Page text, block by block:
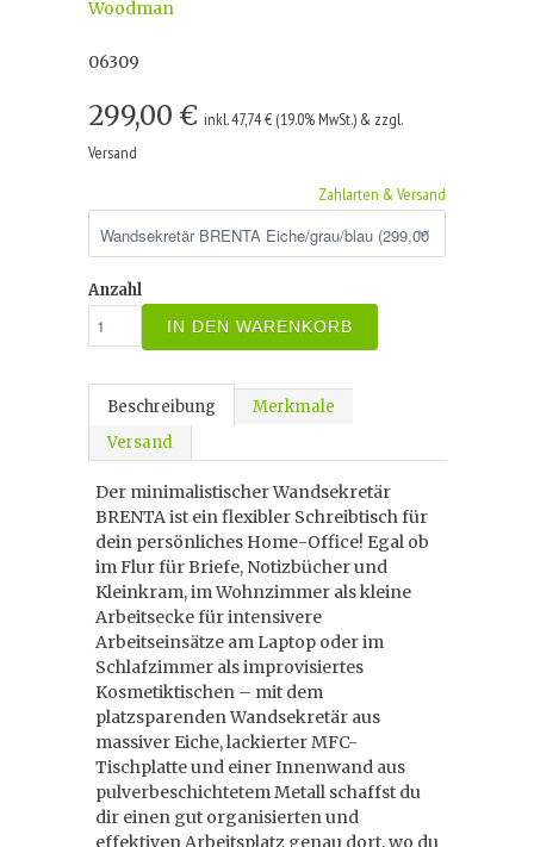
Woodman
06309
299,00 € inkl. 47,74 € (19.0% MwSt.) & zzgl.
Versand
Zahlarten & Versand
Anzahl
IN DEN WARENKORB
Beschreibung
Merkmale
Versand
Der minimalistischer Wandsekretär
BRENTA ist ein flexibler Schreibtisch für
dein persönliches Home-Office! Egal ob
im Flur für Briefe, Notizbücher und
Kleinkram, im Wohnzimmer als kleine
Arbeitsecke für intensivere
Arbeitseinsätze am Laptop oder im
Schlafzimmer als improvisiertes
Kosmetiktischen – mit dem
platzsparenden Wandsekretär aus
massiver Eiche, lackierter MFC-
Tischplatte und einer Innenwand aus
pulverbeschichtetem Metall schaffst du
dir einen gut organisierten und
effektiven Arbeitsplatz genau dort, wo du